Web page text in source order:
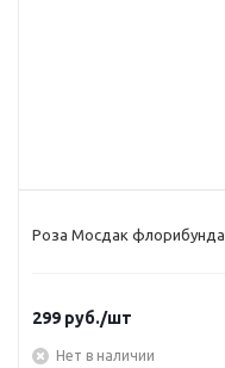
Роза Мосдак флорибунда
299 руб./шт
Нет в наличии